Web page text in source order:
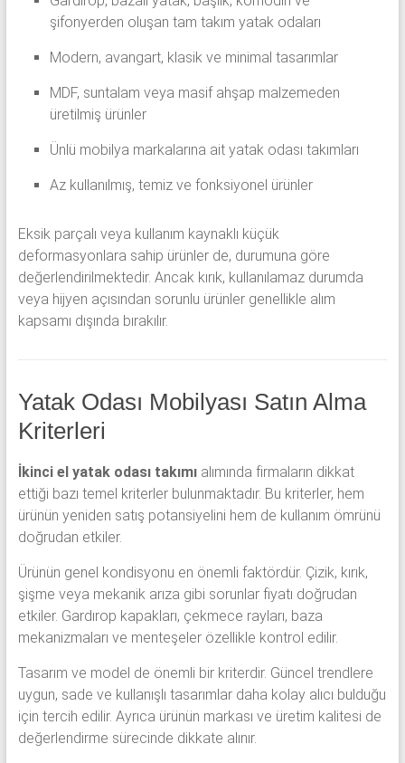
şifonyerden oluşan tam takım yatak odaları
Modern, avangart, klasik ve minimal tasarımlar
MDF, suntalam veya masif ahşap malzemeden
üretilmiş ürünler
Ünlü mobilya markalarına ait yatak odası takımları
Az kullanılmış, temiz ve fonksiyonel ürünler
Eksik parçalı veya kullanım kaynaklı küçük
deformasyonlara sahip ürünler de, durumuna göre
değerlendirilmektedir. Ancak kırık, kullanılamaz durumda
veya hijyen açısından sorunlu ürünler genellikle alım
kapsamı dışında bırakılır.
Yatak Odası Mobilyası Satın Alma
Kriterleri
İkinci el yatak odası takımıalımında firmaların dikkat
ettiği bazı temel kriterler bulunmaktadır. Bu kriterler, hem
ürünün yeniden satış potansiyelini hem de kullanım ömrünü
doğrudan etkiler.
Ürünün genel kondisyonu en önemli faktördür. Çizik, kırık,
şişme veya mekanik arıza gibi sorunlar fiyatı doğrudan
etkiler. Gardırop kapakları, çekmece rayları, baza
mekanizmaları ve menteşeler özellikle kontrol edilir.
Tasarım ve model de önemli bir kriterdir. Güncel trendlere
uygun, sade ve kullanışlı tasarımlar daha kolay alıcı bulduğu
için tercih edilir. Ayrıca ürünün markası ve üretim kalitesi de
değerlendirme sürecinde dikkate alınır.